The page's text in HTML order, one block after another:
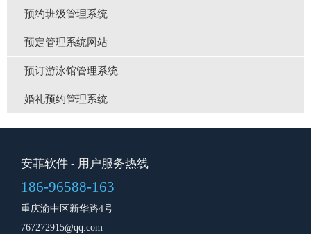
预约班级管理系统
预定管理系统网站
预订游泳馆管理系统
婚礼预约管理系统
安菲软件 - 用户服务热线
186-96588-163
重庆渝中区新华路4号
767272915@qq.com